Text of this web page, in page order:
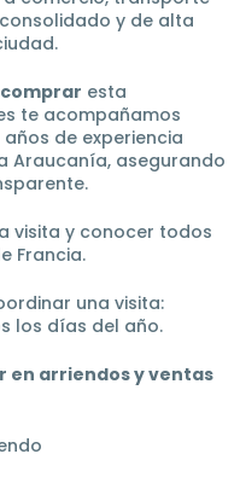
y de alta
esta
te acompañamos
de experiencia
Araucanía, asegurando
visita y conocer todos
Francia.
una visita:
los días del año.
en arriendos y ventas